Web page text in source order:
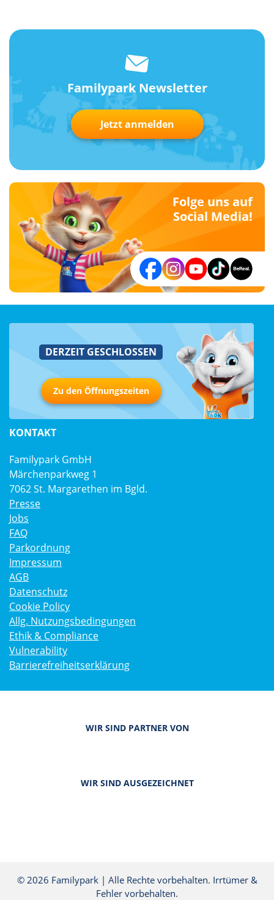
Familypark Newsletter
Jetzt anmelden
Folge uns auf
Social Media!
DERZEIT GESCHLOSSEN
Zu den Öffnungszeiten
KONTAKT
Familypark GmbH
Märchenparkweg 1
7062 St. Margarethen im Bgld.
Presse
Jobs
FAQ
Parkordnung
Impressum
AGB
Datenschutz
Cookie Policy
Allg. Nutzungsbedingungen
Ethik & Compliance
Vulnerability
Barrierefreiheitserklärung
WIR SIND PARTNER VON
WIR SIND AUSGEZEICHNET
© 2026 Familypark | Alle Rechte vorbehalten. Irrtümer &
Fehler vorbehalten.